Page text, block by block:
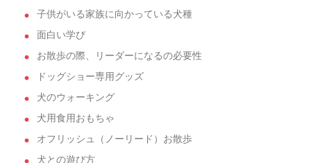
子供がいる家族に向かっている犬種
面白い学び
お散歩の際、リーダーになるの必要性
ドッグショー専用グッズ
犬のウォーキング
犬用食用おもちゃ
オフリッシュ（ノーリード）お散歩
犬との遊び方